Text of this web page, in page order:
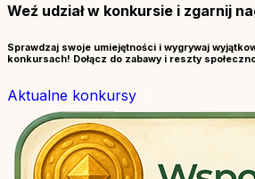
Weź udział w konkursie i zgarnij
Sprawdzaj swoje umiejętności i wygrywaj
konkursach! Dołącz do zabawy i reszty
Aktualne konkursy